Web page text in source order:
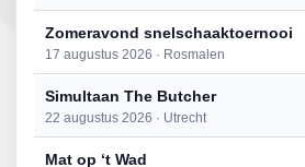
Zomeravond snelschaaktoernooi
17 augustus 2026 · Rosmalen
Simultaan The Butcher
22 augustus 2026 · Utrecht
Mat op ‘t Wad